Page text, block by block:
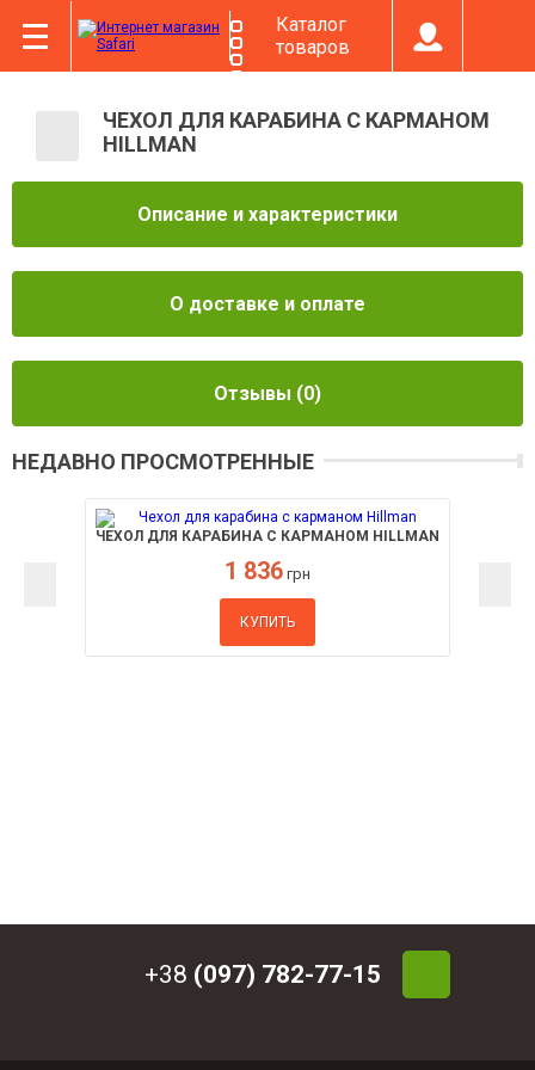
Каталог
товаров
ЧЕХОЛ ДЛЯ КАРАБИНА С КАРМАНОМ
HILLMAN
Описание и характеристики
О доставке и оплате
Отзывы (0)
НЕДАВНО ПРОСМОТРЕННЫЕ
ЧЕХОЛ ДЛЯ КАРАБИНА С КАРМАНОМ HILLMAN
1 836 грн
КУПИТЬ
+38 (097) 782-77-15